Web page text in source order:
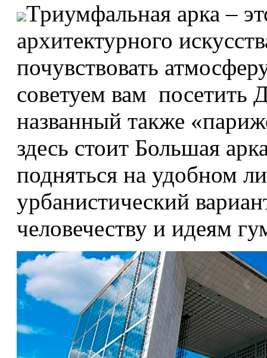
Триумфальная арка –
архитектурного
почувствовать
советуем вам посетить
названный также
здесь стоит Большая
подняться на удобном
урбанистический
человечеству и идеям